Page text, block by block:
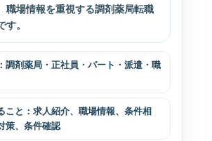
職場情報を重視する調剤薬局転職
す。
調剤薬局・正社員・パート・派遣・職
こと：求人紹介、職場情報、条件相
策、条件確認